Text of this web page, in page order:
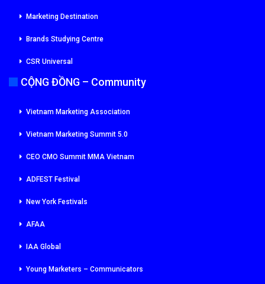
Marketing Destination
Brands Studying Centre
CSR Universal
CỘNG ĐỒNG – Community
Vietnam Marketing Association
Vietnam Marketing Summit 5.0
CEO CMO Summit MMA Vietnam
ADFEST Festival
New York Festivals
AFAA
IAA Global
Young Marketers – Communicators